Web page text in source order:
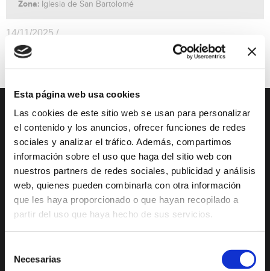
Esta página web usa cookies
Las cookies de este sitio web se usan para personalizar
el contenido y los anuncios, ofrecer funciones de redes
sociales y analizar el tráfico. Además, compartimos
información sobre el uso que haga del sitio web con
nuestros partners de redes sociales, publicidad y análisis
web, quienes pueden combinarla con otra información
que les haya proporcionado o que hayan recopilado a
partir del uso que haya hecho de sus servicios.
Necesarias
Zona: Iglesia de San Bartolomé
14/11/2025 /
Música
Mirador Virtual
Cultura y Patrimonio
Paseo por Xàbia
Histórica
Duanes de la Mar
Playa del Arenal
Eventos todo el año
Camino del Alba
Actividades
deportivas